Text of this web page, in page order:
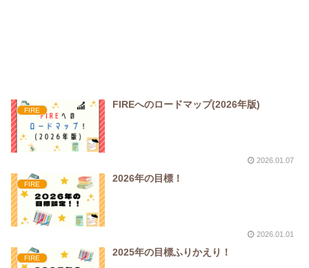
FIRE
FIREへのロードマップ(2026年版)
2026.01.07
FIRE
2026年の目標！
2026.01.01
FIRE
2025年の目標ふりかえり！